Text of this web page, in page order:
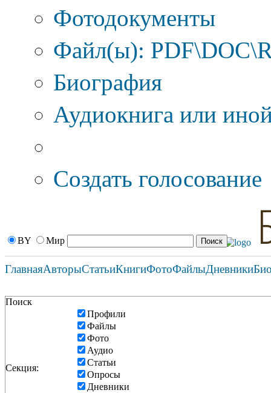
Фотодокументы
Файл(ы):
Биография
Аудиокнига или
Создать голосование
BY Мир
ГлавнаяАвторыСтатьиКнигиФотоФайлыДневники
Поиск
Секция:
Профили
Файлы
Фото
Аудио
Статьи
Опросы
Дневники